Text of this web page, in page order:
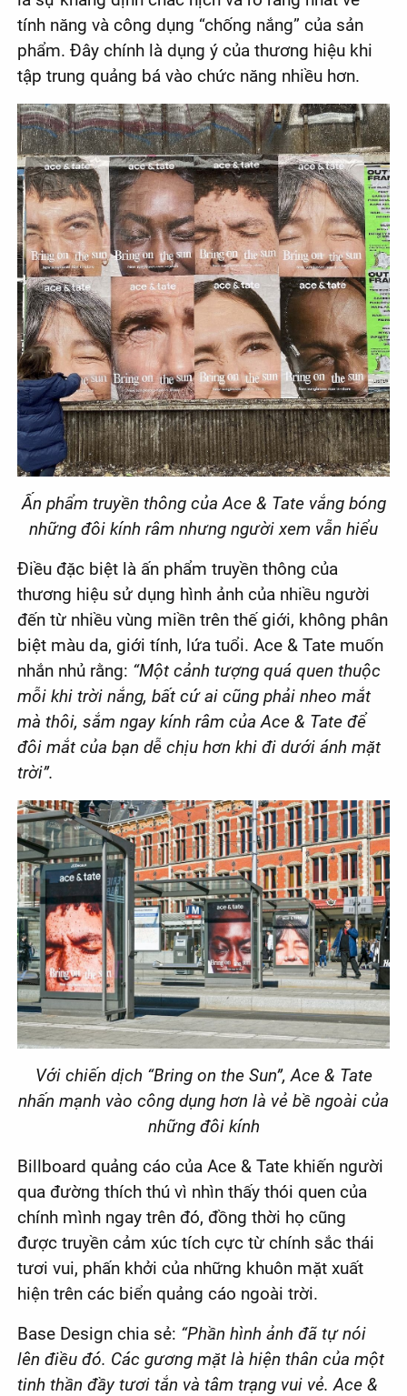
tính năng và công dụng “chống nắng” của sản
phẩm. Đây chính là dụng ý của thương hiệu khi
tập trung quảng bá vào chức năng nhiều hơn.
Ấn phẩm truyền thông của Ace & Tate vắng bóng
những đôi kính râm nhưng người xem vẫn hiểu
Điều đặc biệt là ấn phẩm truyền thông của
thương hiệu sử dụng hình ảnh của nhiều người
đến từ nhiều vùng miền trên thế giới, không phân
biệt màu da, giới tính, lứa tuổi. Ace & Tate muốn
nhắn nhủ rằng: “Một cảnh tượng quá quen thuộc
mỗi khi trời nắng, bất cứ ai cũng phải nheo mắt
mà thôi, sắm ngay kính râm của Ace & Tate để
đôi mắt của bạn dễ chịu hơn khi đi dưới ánh mặt
trời”.
Với chiến dịch “Bring on the Sun”, Ace & Tate
nhấn mạnh vào công dụng hơn là vẻ bề ngoài của
những đôi kính
Billboard quảng cáo của Ace & Tate khiến người
qua đường thích thú vì nhìn thấy thói quen của
chính mình ngay trên đó, đồng thời họ cũng
được truyền cảm xúc tích cực từ chính sắc thái
tươi vui, phấn khởi của những khuôn mặt xuất
hiện trên các biển quảng cáo ngoài trời.
Base Design chia sẻ: “Phần hình ảnh đã tự nói
lên điều đó. Các gương mặt là hiện thân của một
tinh thần đầy tươi tắn và tâm trạng vui vẻ. Ace &